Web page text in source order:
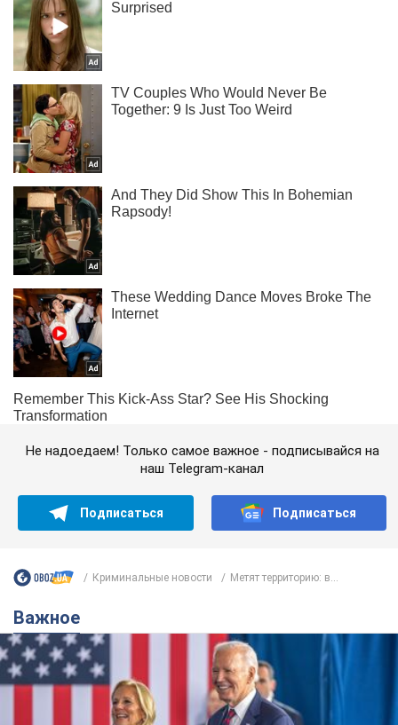
Не надоедаем! Только самое важное - подписывайся на
наш Telegram-канал
Подписаться Подписаться
Криминальные новости Метят территорию: в...
Важное